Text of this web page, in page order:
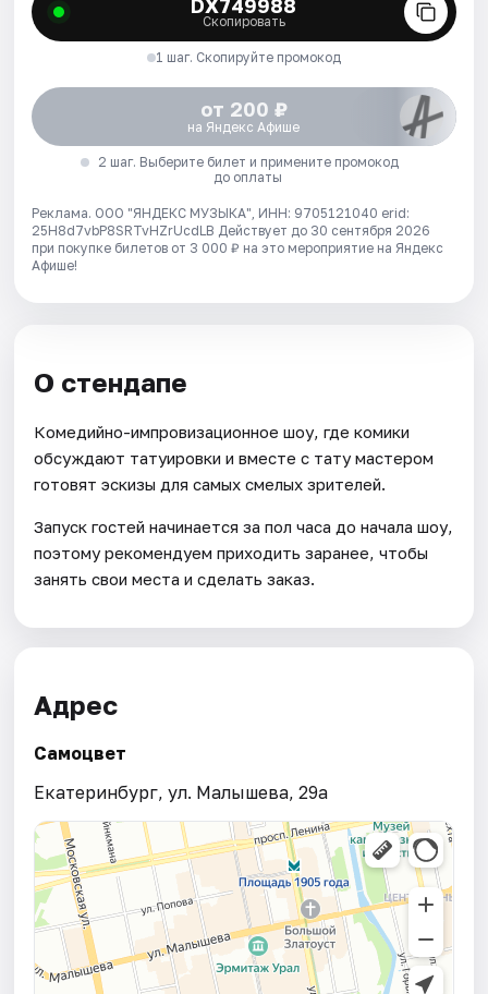
DX749988
Скопировать
1 шаг. Скопируйте промокод
от 200 ₽
на Яндекс Афише
2 шаг. Выберите билет и примените промокод
до оплаты
Реклама. ООО "ЯНДЕКС МУЗЫКА", ИНН: 9705121040 erid:
25H8d7vbP8SRTvHZrUcdLB Действует до 30 сентября 2026
при покупке билетов от 3 000 ₽ на это мероприятие на Яндекс
Афише!
О стендапе
Комедийно-импровизационное шоу, где комики
обсуждают татуировки и вместе с тату мастером
готовят эскизы для самых смелых зрителей.
Запуск гостей начинается за пол часа до начала шоу,
поэтому рекомендуем приходить заранее, чтобы
занять свои места и сделать заказ.
Адрес
Самоцвет
Екатеринбург, ул. Малышева, 29а